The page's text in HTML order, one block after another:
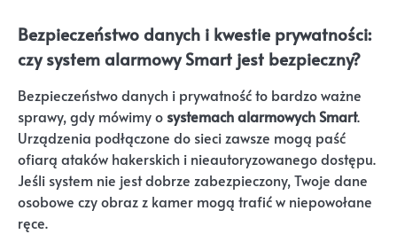
Bezpieczeństwo danych i kwestie prywatności:
czy system alarmowy Smart jest bezpieczny?
Bezpieczeństwo danych i prywatność to bardzo ważne
sprawy, gdy mówimy o systemach alarmowych Smart.
Urządzenia podłączone do sieci zawsze mogą paść
ofiarą ataków hakerskich i nieautoryzowanego dostępu.
Jeśli system nie jest dobrze zabezpieczony, Twoje dane
osobowe czy obraz z kamer mogą trafić w niepowołane
ręce.